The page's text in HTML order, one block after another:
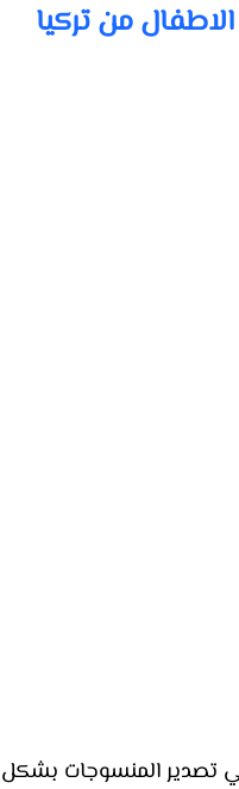
من تركيا
في تصدير المنسوجات